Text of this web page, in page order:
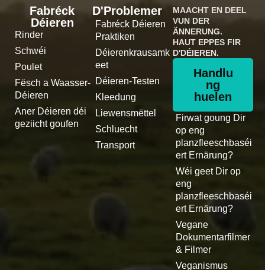
Fabréck
Déieren
Rinder
Schwéi
Poulet
Fësch a Waasser-
Déieren
Aner Déieren déi
geziicht goufen
D'Problemer
Fabréck Déieren
Praktiken
Déierenkrausamk
eet
Déieren-Testen
Kleedung
Liewensmëttel
Schluecht
Transport
MAACHT EN DEEL
VUN DER
ÄNNERUNG.
HAUT EPPES FIR
D'DÉIEREN.
Handlu
ng
huelen
Firwat goung Dir
op eng
planzfleeschbaséi
ert Ernärung?
Wéi geet Dir op
eng
planzfleeschbaséi
ert Ernärung?
Vegane
Dokumentarfilmer
& Filmer
Veganismus